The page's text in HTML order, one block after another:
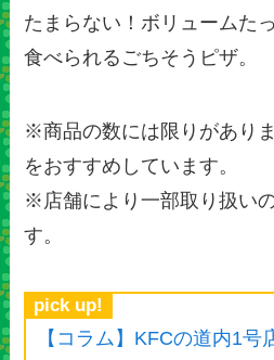
たまらない！ボリュームた
食べられるごちそうピザ。
※商品の数には限りがあり
をおすすめしています。
※店舗により一部取り扱い
す。
pick up!
【コラム】KFCの道内1号